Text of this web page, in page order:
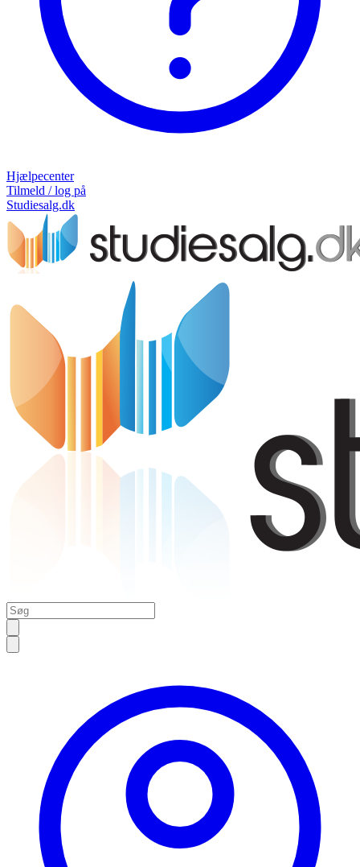
Hjælpecenter
Tilmeld / log på
Studiesalg.dk